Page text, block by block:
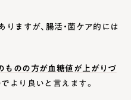
りますが、腸活・菌ケア的には
ものの方が血糖値が上がりづ
より良いと言えます。